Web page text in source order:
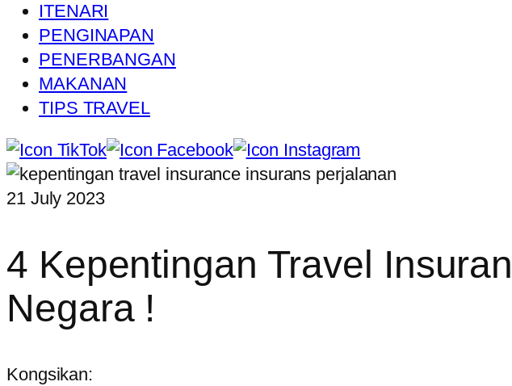
ITENARI
PENGINAPAN
PENERBANGAN
MAKANAN
TIPS TRAVEL
21 July 2023
4 Kepentingan Travel
Negara !
Kongsikan: